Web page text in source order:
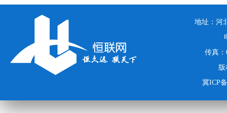
地址：河
传真
冀ICP